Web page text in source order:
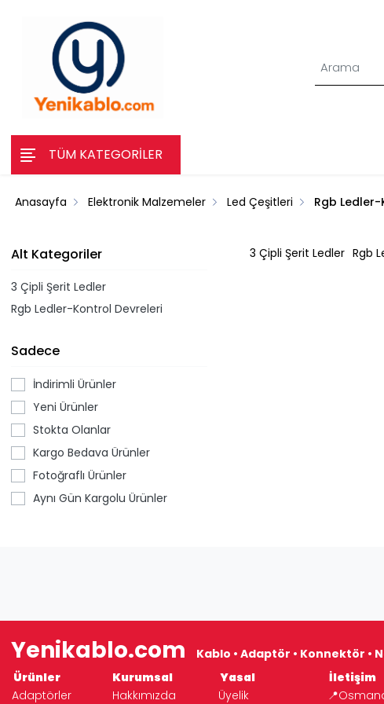
TÜM KATEGORİLER
Anasayfa Elektronik Malzemeler Led Çeşitleri Rgb
Alt Kategoriler
3 Çipli Şerit Ledler
Rgb Ledler-Kontrol Devreleri
Sadece
İndirimli Ürünler
Yeni Ürünler
Stokta Olanlar
Kargo Bedava Ürünler
Fotoğraflı Ürünler
Aynı Gün Kargolu Ürünler
3 Çipli Şerit Ledler Rgb
Yenikablo.com
Kablo • Adaptör • Konnektör •
Ürünler
Kurumsal Yasal
İletişim
Adaptörler
Hakkımızda Üyelik